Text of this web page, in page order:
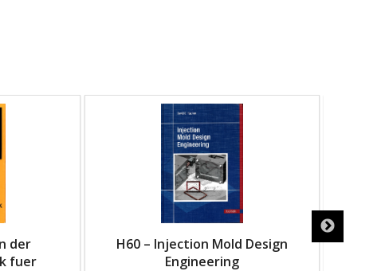
der
fuer
H60 – Injection Mold Design
Engineering
H76 –